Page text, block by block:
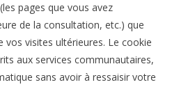
pages que vous avez
de la consultation, etc.) que
vos visites ultérieures. Le cookie
aux services communautaires,
sans avoir à ressaisir votre